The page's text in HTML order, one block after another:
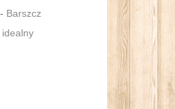
- Barszcz